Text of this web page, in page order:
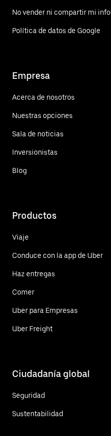
No vender ni compartir mi
Política de datos de Google
Empresa
Acerca de nosotros
Nuestras opciones
Sala de noticias
Inversionistas
Blog
Productos
Viaje
Conduce con la app de Uber
Haz entregas
Comer
Uber para Empresas
Uber Freight
Ciudadanía global
Seguridad
Sustentabilidad